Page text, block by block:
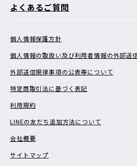
よくあるご質問
個人情報保護方針
個人情報の取扱い及び利用者情報の外部送
外部送信規律事項の公表等について
特定商取引法に基づく表記
利用規約
LINEの友だち追加方法について
会社概要
サイトマップ